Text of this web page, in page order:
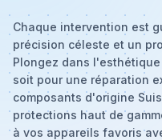
Chaque intervention est
précision céleste et un
Plongez dans
soit pour une réparation
composants d'origine
protections haut de
à vos appareils favoris